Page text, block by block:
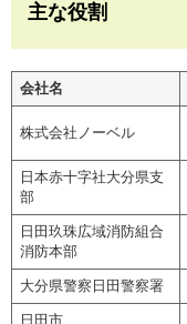
主な役割
会社名
株式会社ノーベル
日本赤十字社大分県支
部
日田玖珠広域消防組合
消防本部
大分県警察日田警察署
日田市